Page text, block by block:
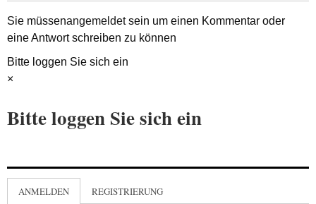
Sie müssenangemeldetsein um einen Kommentar oder
eine Antwort schreiben zu können
Bitte loggen Sie sich ein
×
Bitte loggen Sie sich ein
ANMELDEN REGISTRIERUNG